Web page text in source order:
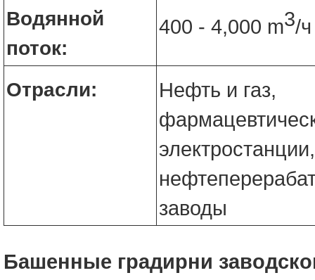
Водянной
поток:
400 - 4,000 m3/
Отрасли:
Нефть и газ,
электростанции,
заводы
Башенные градирни